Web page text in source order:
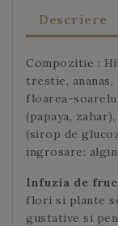
Descriere
Compozitie :
trestie,
floarea-
(papaya,
(sirop de
ingrosare:
Infuzia de
flori si plante
gustative si